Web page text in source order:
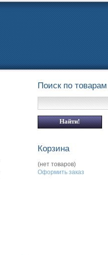
Поиск по товарам
Корзина
(нет товаров)
Оформить заказ